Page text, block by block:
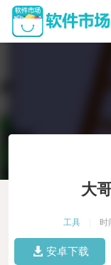
大
工具 时
安卓下载